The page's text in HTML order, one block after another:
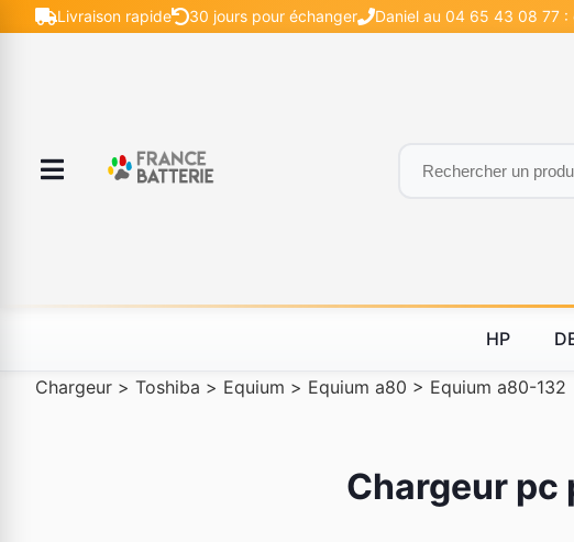
Livraison rapide 30 jours pour échanger Daniel au 04 65 43 08 77 :
HP
Chargeur > Toshiba > Equium > Equium a80 > Equium a80-132
Chargeur pc